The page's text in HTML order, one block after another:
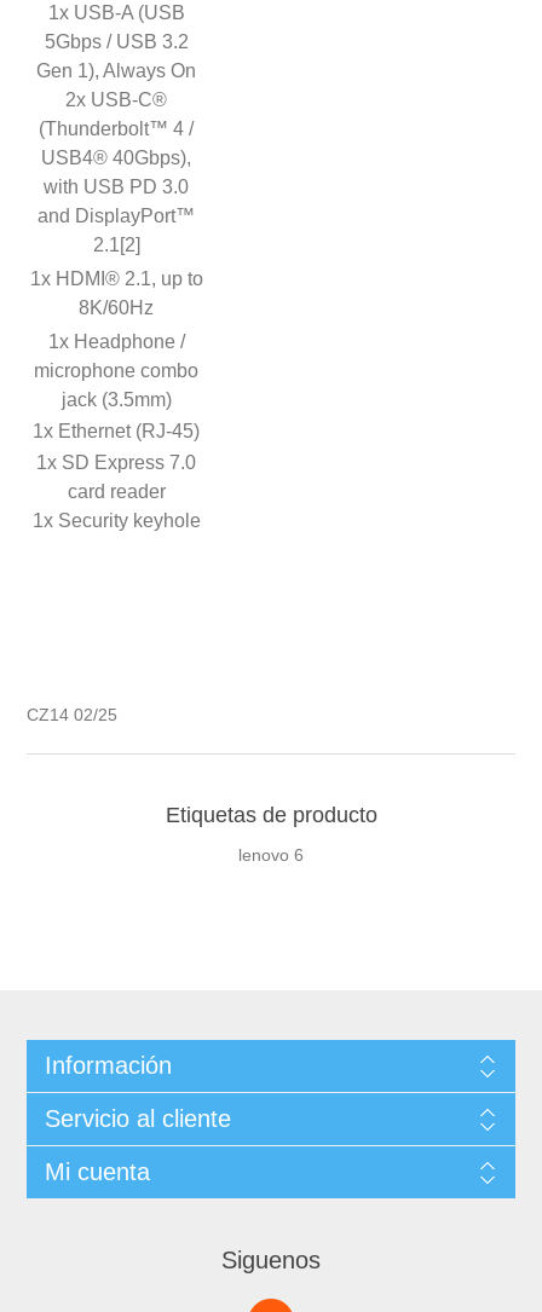
1x USB-A (USB
5Gbps / USB 3.2
Gen 1), Always On
2x USB-C®
(Thunderbolt™ 4 /
USB4® 40Gbps),
with USB PD 3.0
and DisplayPort™
2.1[2]
1x HDMI® 2.1, up to
8K/60Hz
1x Headphone /
microphone combo
jack (3.5mm)
1x Ethernet (RJ-45)
1x SD Express 7.0
card reader
1x Security keyhole
CZ14 02/25
Etiquetas de producto
lenovo 6
Información
Servicio al cliente
Mi cuenta
Siguenos